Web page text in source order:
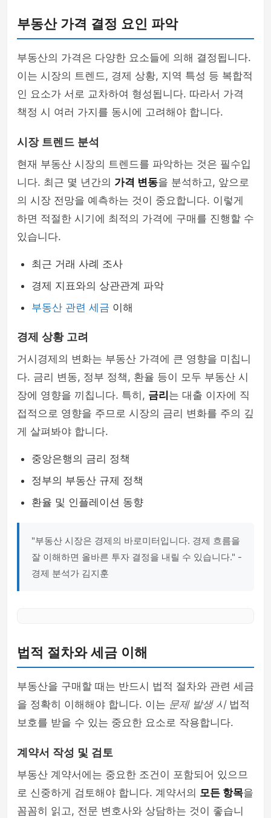
부동산 가격 결정 요인 파악
부동산의 가격은 다양한 요소들에 의해 결정됩니다.
이는 시장의 트렌드, 경제 상황, 지역 특성 등 복합적
인 요소가 서로 교차하여 형성됩니다. 따라서 가격
책정 시 여러 가지를 동시에 고려해야 합니다.
시장 트렌드 분석
현재 부동산 시장의 트렌드를 파악하는 것은 필수입
니다. 최근 몇 년간의 가격 변동을 분석하고, 앞으로
의 시장 전망을 예측하는 것이 중요합니다. 이렇게
하면 적절한 시기에 최적의 가격에 구매를 진행할 수
있습니다.
최근 거래 사례 조사
경제 지표와의 상관관계 파악
부동산 관련 세금 이해
경제 상황 고려
거시경제의 변화는 부동산 가격에 큰 영향을 미칩니
다. 금리 변동, 정부 정책, 환율 등이 모두 부동산 시
장에 영향을 끼칩니다. 특히, 금리 는 대출 이자에 직
접적으로 영향을 주므로 시장의 금리 변화를 주의 깊
게 살펴봐야 합니다.
중앙은행의 금리 정책
정부의 부동산 규제 정책
환율 및 인플레이션 동향
"부동산 시장은 경제의 바로미터입니다. 경제 흐름을
잘 이해하면 올바른 투자 결정을 내릴 수 있습니다." -
경제 분석가 김지훈
법적 절차와 세금 이해
부동산을 구매할 때는 반드시 법적 절차와 관련 세금
을 정확히 이해해야 합니다. 이는 문제 발생 시법적
보호를 받을 수 있는 중요한 요소로 작용합니다.
계약서 작성 및 검토
부동산 계약서에는 중요한 조건이 포함되어 있으므
로 신중하게 검토해야 합니다. 계약서의 모든 항목을
꼼꼼히 읽고, 전문 변호사와 상담하는 것이 좋습니